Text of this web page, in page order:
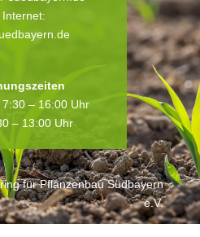
Internet:
7:30 – 16:00 Uhr
– 13:00 Uhr
für Pflanzenbau Südbayern
e.V.